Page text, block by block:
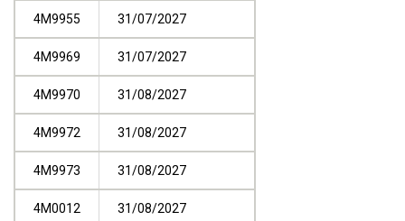
4M9955 31/07/2027
4M9969 31/07/2027
4M9970 31/08/2027
4M9972 31/08/2027
4M9973 31/08/2027
4M0012 31/08/2027